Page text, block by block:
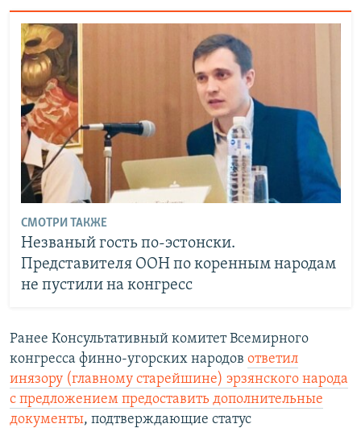
СМОТРИ ТАКЖЕ
Незваный гость по-эстонски.
Представителя ООН по коренным народам
не пустили на конгресс
Ранее Консультативный комитет Всемирного
конгресса финно-угорских народов ответил
инязору (главному старейшине) эрзянского народа
с предложением предоставить дополнительные
документы, подтверждающие статус